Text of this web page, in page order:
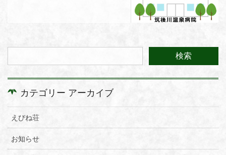
カテゴリー アーカイブ
えびね荘
お知らせ